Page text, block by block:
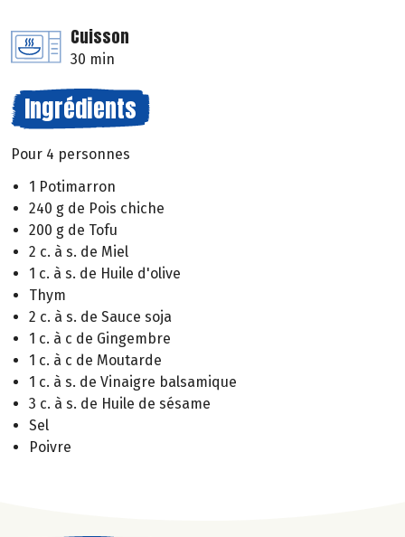
Cuisson
30 min
Ingrédients
Pour 4 personnes
1 Potimarron
240 g de Pois chiche
200 g de Tofu
2 c. à s. de Miel
1 c. à s. de Huile d'olive
Thym
2 c. à s. de Sauce soja
1 c. à c de Gingembre
1 c. à c de Moutarde
1 c. à s. de Vinaigre balsamique
3 c. à s. de Huile de sésame
Sel
Poivre